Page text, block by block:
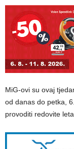
MiG-ovi su ovaj
od danas do petka,
provoditi redovite